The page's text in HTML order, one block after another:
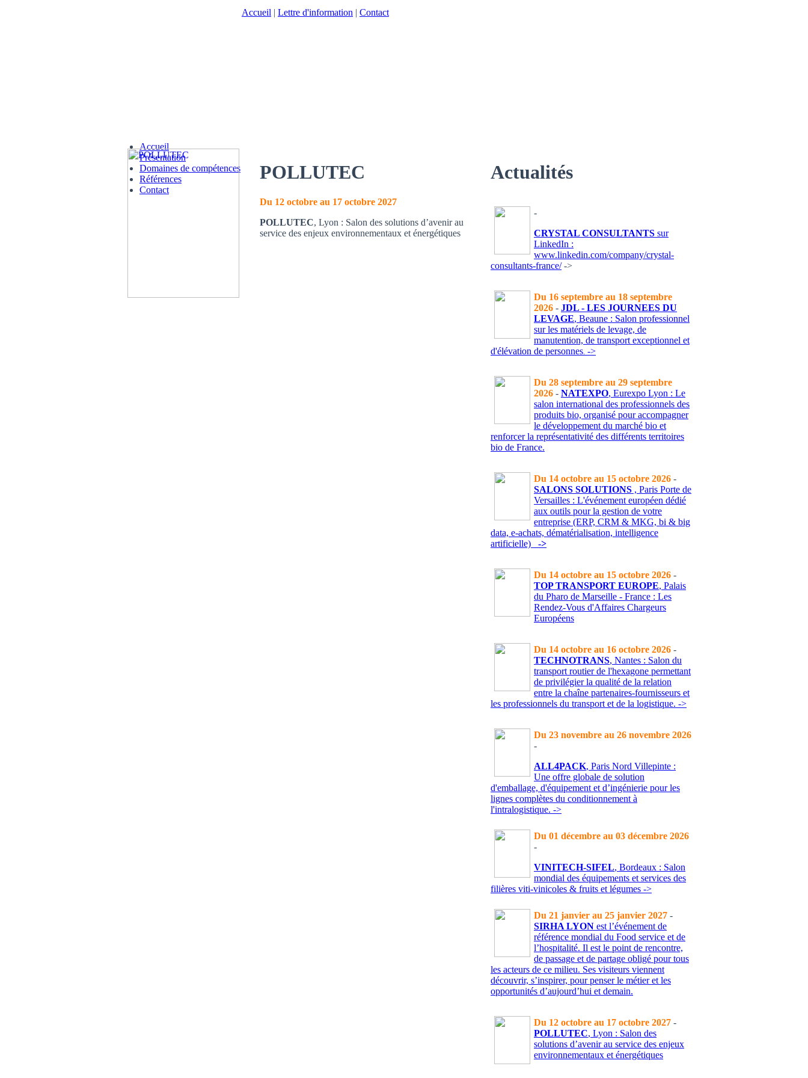
Accueil | Lettre d'information | Contact
Accueil
Présentation
Domaines de compétences
Références
Contact
POLLUTEC
Du 12 octobre au 17 octobre 2027
POLLUTEC, Lyon : Salon des solutions d’avenir au
service des enjeux environnementaux et énergétiques
Actualités
-
CRYSTAL CONSULTANTS sur
LinkedIn :
www.linkedin.com/company/crystal-
consultants-france/->
Du 16 septembre au 18 septembre
2026 - JDL - LES JOURNEES DU
LEVAGE, Beaune : Salon professionnel
sur les matériels de levage, de
manutention, de transport exceptionnel et
d'élévation de personnes ->
Du 28 septembre au 29 septembre
2026 - NATEXPO, Eurexpo Lyon : Le
salon international des professionnels des
produits bio, organisé pour accompagner
le développement du marché bio et
renforcer la représentativité des différents territoires
bio de France.
Du 14 octobre au 15 octobre 2026 -
SALONS SOLUTIONS , Paris Porte de
Versailles : L'événement européen dédié
aux outils pour la gestion de votre
entreprise (ERP, CRM & MKG, bi & big
data, e-achats, dématérialisation, intelligence
artificielle) ->
Du 14 octobre au 15 octobre 2026 -
TOP TRANSPORT EUROPE, Palais
du Pharo de Marseille - France : Les
Rendez-Vous d'Affaires Chargeurs
Européens
Du 14 octobre au 16 octobre 2026 -
TECHNOTRANS, Nantes : Salon du
transport routier de l'hexagone permettant
de privilégier la qualité de la relation
entre la chaîne partenaires-fournisseurs et
les professionnels du transport et de la logistique. ->
Du 23 novembre au 26 novembre 2026
-
ALL4PACK, Paris Nord Villepinte :
Une offre globale de solution
d'emballage, d'équipement et d’ingénierie pour les
lignes complètes du conditionnement à
l'intralogistique. ->
Du 01 décembre au 03 décembre 2026
-
VINITECH-SIFEL, Bordeaux : Salon
mondial des équipements et services des
filières viti-vinicoles & fruits et légumes ->
Du 21 janvier au 25 janvier 2027 -
SIRHA LYON est l’événement de
référence mondial du Food service et de
l’hospitalité. Il est le point de rencontre,
de passage et de partage obligé pour tous
les acteurs de ce milieu. Ses visiteurs viennent
découvrir, s’inspirer, pour penser le métier et les
opportunités d’aujourd’hui et demain.
Du 12 octobre au 17 octobre 2027 -
POLLUTEC, Lyon : Salon des
solutions d’avenir au service des enjeux
environnementaux et énergétiques